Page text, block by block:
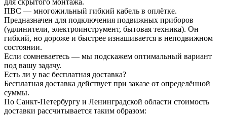
ПВС — многожильный гибкий кабель в оплётке.
Предназначен для подключения подвижных приборов
(удлинители, электроинструмент, бытовая техника). Он
гибкий, но дороже и быстрее изнашивается в неподвижном
состоянии.
Если сомневаетесь — мы подскажем оптимальный вариант
под вашу задачу.
Есть ли у вас бесплатная доставка?
Бесплатная доставка действует при заказе от определённой
суммы.
По Санкт-Петербургу и Ленинградской области стоимость
доставки рассчитывается таким образом: